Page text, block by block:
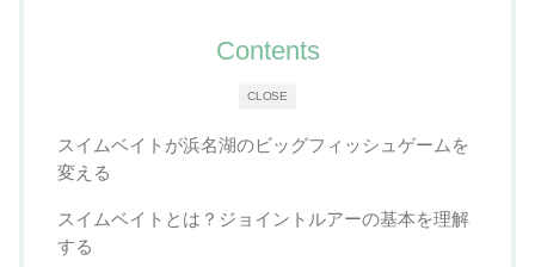
CLOSE
Contents
スイムベイトが浜名湖のビッグフィッシュゲームを
変える
スイムベイトとは？ジョイントルアーの基本を理解
する